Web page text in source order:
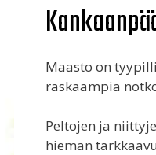
Maasto on
raskaampia
Peltojen ja
hieman